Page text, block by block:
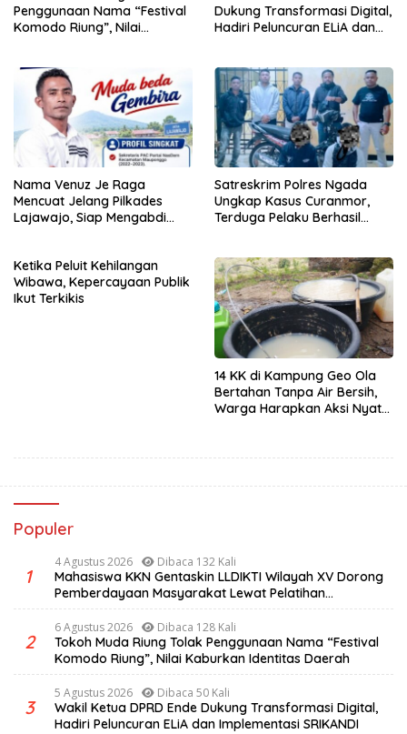
Penggunaan Nama “Festival
Komodo Riung”, Nilai
Dukung Transformasi Digital,
Hadiri Peluncuran ELiA dan
Nama Venuz Je Raga
Mencuat Jelang Pilkades
Lajawajo, Siap Mengabdi
Satreskrim Polres Ngada
Ungkap Kasus Curanmor,
Terduga Pelaku Berhasil
Ketika Peluit Kehilangan
Wibawa, Kepercayaan Publik
Ikut Terkikis
14 KK di Kampung Geo Ola
Bertahan Tanpa Air Bersih,
Warga Harapkan Aksi Nyata
Populer
1
4 Agustus 2026 Dibaca 132 Kali
Mahasiswa KKN Gentaskin LLDIKTI Wilayah XV Dorong
Pemberdayaan Masyarakat Lewat Pelatihan
Pengolahan Hasil Alam di Desa Sisir
2
6 Agustus 2026 Dibaca 128 Kali
Tokoh Muda Riung Tolak Penggunaan Nama “Festival
Komodo Riung”, Nilai Kaburkan Identitas Daerah
3
5 Agustus 2026 Dibaca 50 Kali
Wakil Ketua DPRD Ende Dukung Transformasi Digital,
Hadiri Peluncuran ELiA dan Implementasi SRIKANDI